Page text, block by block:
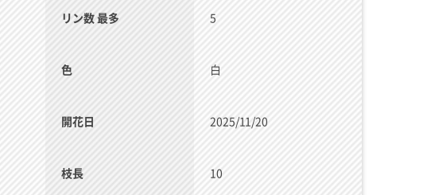
リン数 最多 5
色 白
開花日 2025/11/20
枝長 10